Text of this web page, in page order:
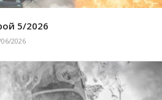
5/2026
2026